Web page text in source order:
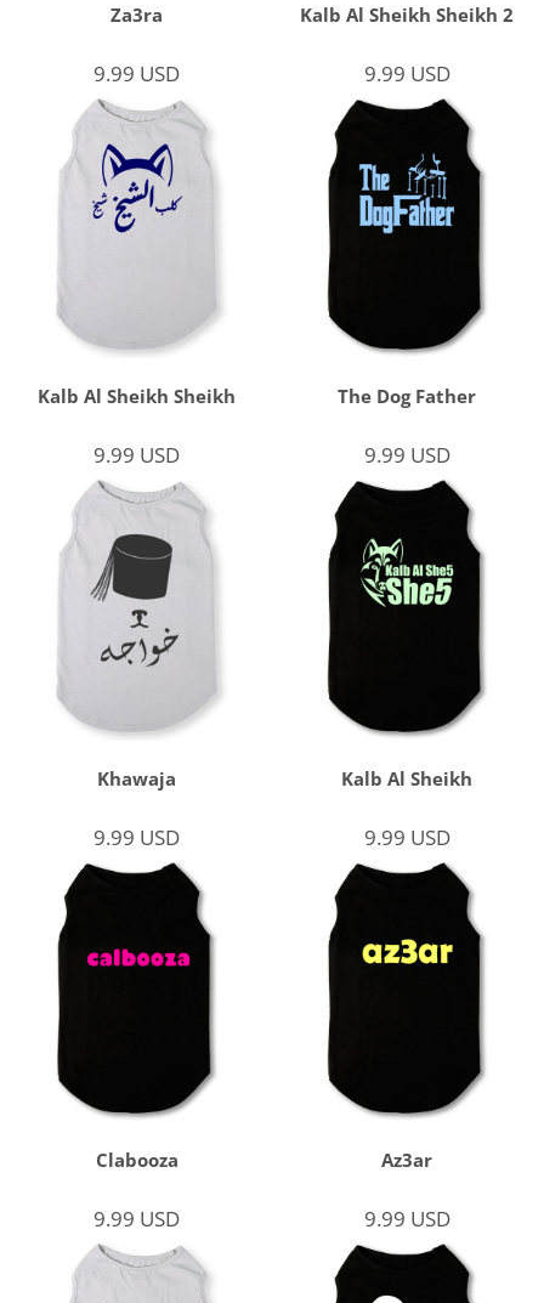
Za3ra
9.99 USD
Kalb Al Sheikh Sheikh 2
9.99 USD
Kalb Al Sheikh Sheikh
9.99 USD
The Dog Father
9.99 USD
Khawaja
9.99 USD
Kalb Al Sheikh
9.99 USD
Clabooza
9.99 USD
Az3ar
9.99 USD